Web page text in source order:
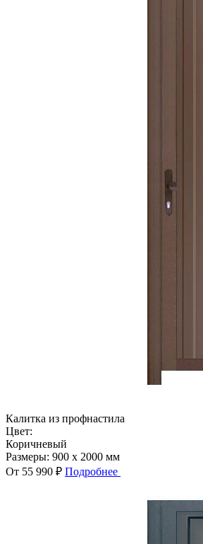
Калитка из профнастила
Цвет:
Коричневый
Размеры: 900 x 2000 мм
От 55 990 ₽ Подробнее